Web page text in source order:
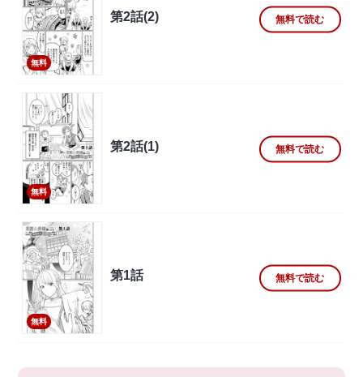
無料
第2話(2) 無料で読む
無料
第2話(1) 無料で読む
無料
第1話 無料で読む